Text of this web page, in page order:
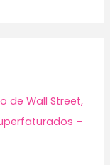
de Wall Street,
–